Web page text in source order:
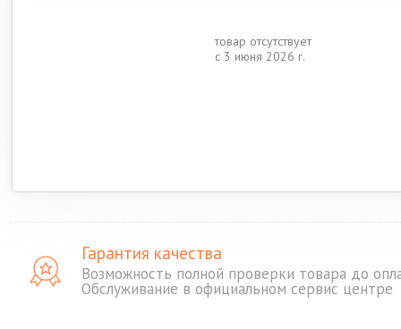
товар отсутствует
с 3 июня 2026 г.
Гарантия качества
Возможность полной проверки товара до
Обслуживание в официальном сервис центре